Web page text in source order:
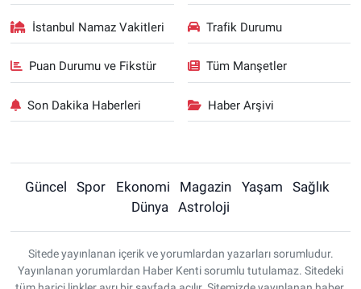
İstanbul Namaz Vakitleri Trafik Durumu
Puan Durumu ve Fikstür Tüm Manşetler
Son Dakika Haberleri Haber Arşivi
Güncel Spor Ekonomi Magazin Yaşam
Sağlık
Dünya
Astroloji
Sitede yayınlanan içerik ve yorumlardan yazarları sorumludur.
Yayınlanan yorumlardan Haber Kenti sorumlu tutulamaz. Sitedeki